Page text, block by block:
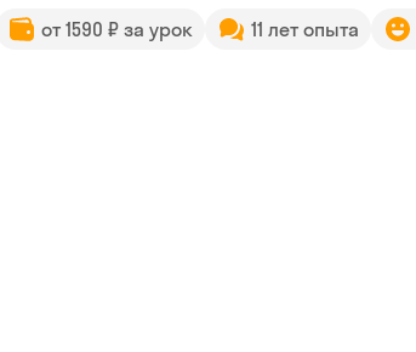
от 1590 ₽ за урок 11 лет опыта